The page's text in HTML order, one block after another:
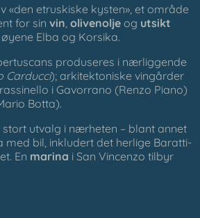
«den etruskiske kysten», et område
for sinvin,olivenolje og utsikt
Elba og Korsika.
produseres i nærliggende
Carducci); arkitektoniske vingårder
i Gavorrano (Renzo Piano)
Botta).
stort utvalg i nærheten – blant annet
med bil, inkludert det herlige Baratti-
En marina i San Vincenzo tilbyr